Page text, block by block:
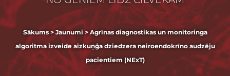
Sākums>Jaunumi > Agrīnas diagnostikas un monitoringa
algoritma izveide aizkuņģa dziedzera neiroendokrīno audzēju
pacientiem (NExT)